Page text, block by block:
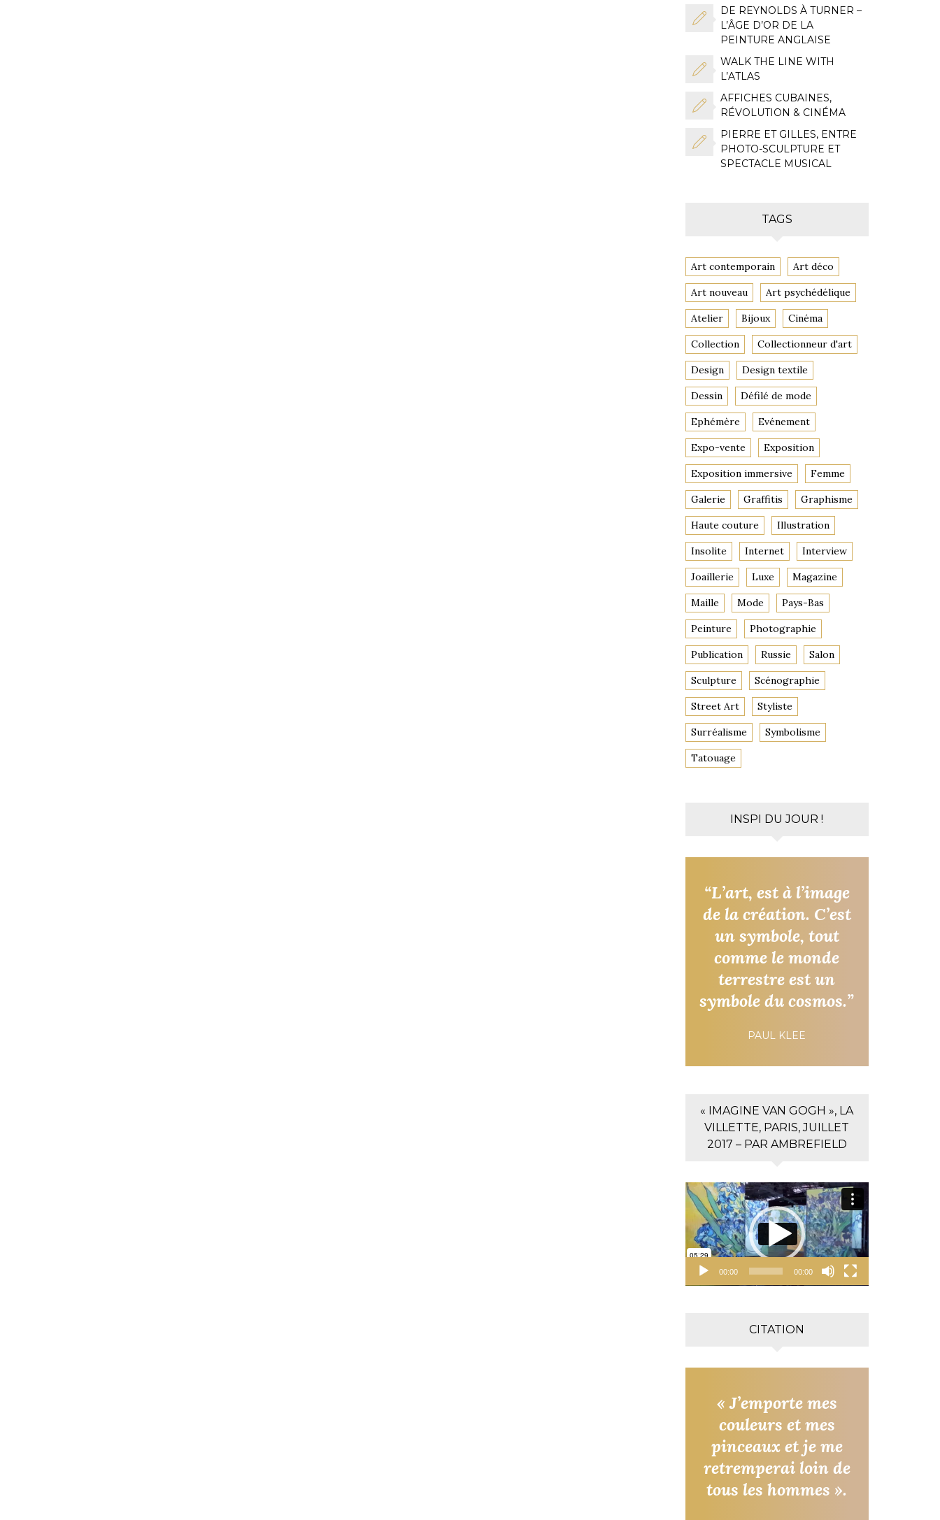
DE REYNOLDS À TURNER –
L’ÂGE D’OR DE LA
PEINTURE ANGLAISE
WALK THE LINE WITH
L’ATLAS
AFFICHES CUBAINES,
RÉVOLUTION & CINÉMA
PIERRE ET GILLES, ENTRE
PHOTO-SCULPTURE ET
SPECTACLE MUSICAL
TAGS
Art contemporain Art déco
Art nouveau Art psychédélique
Atelier Bijoux Cinéma
Collection Collectionneur d'art
Design Design textile
Dessin Défilé de mode
Ephémère Evénement
Expo-vente Exposition
Exposition immersive Femme
Galerie Graffitis Graphisme
Haute couture Illustration
Insolite Internet Interview
Joaillerie Luxe Magazine
Maille Mode Pays-Bas
Peinture Photographie
Publication Russie Salon
Sculpture Scénographie
Street Art Styliste
Surréalisme Symbolisme
Tatouage
INSPI DU JOUR !
“L’art, est à l’image
de la création. C’est
un symbole, tout
comme le monde
terrestre est un
symbole du cosmos.”
PAUL KLEE
« IMAGINE VAN GOGH », LA
VILLETTE, PARIS, JUILLET
2017 – PAR AMBREFIELD
Lecteur
vidéo
00:00 00:00
CITATION
« J’emporte mes
couleurs et mes
pinceaux et je me
retremperai loin de
tous les hommes ».